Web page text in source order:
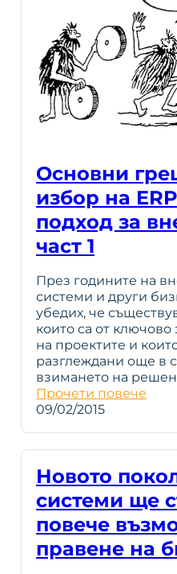
Основни
избор на
подход за
част 1
През годините на
системи и други
убедих, че
които са от ключово
на проектите и
разглеждани още в
взимането на
Прочети повече
09/02/2015
Новото
системи ще
повече
правене на